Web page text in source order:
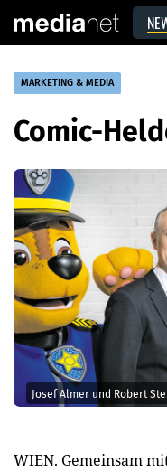
Josef Almer und Robert
MARKETING & MEDIA
Comic-
WIEN. Gemeinsam